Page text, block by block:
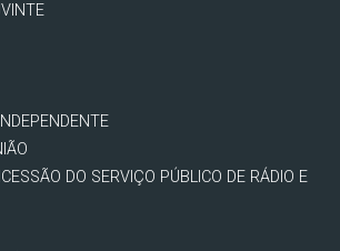
DO SERVIÇO PÚBLICO DE RÁDIO E